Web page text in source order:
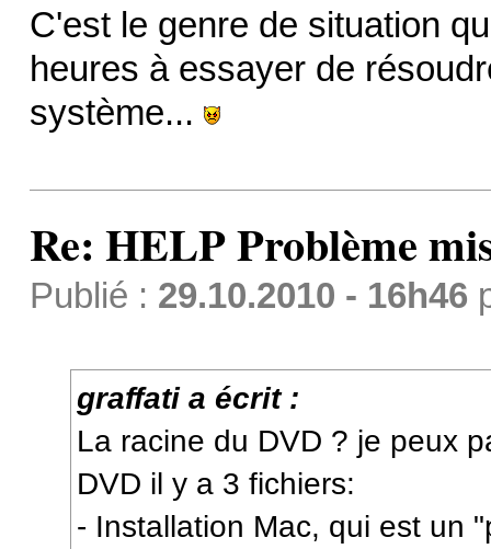
C'est le genre de situation
heures à essayer de
système...
Re: HELP Problème
Publié : 29.10.2010 - 16h46
graffati a écrit :
La racine du DVD ? je peux
DVD il y a 3 fichiers:
- Installation Mac, qui est un